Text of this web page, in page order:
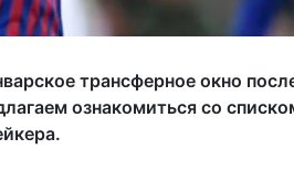
трансферное окно
ознакомиться со